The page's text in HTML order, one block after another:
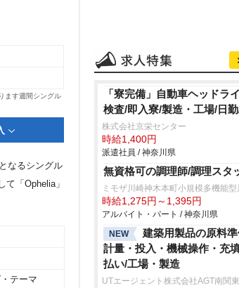
ます週間シングル
なるシングル
「Ophelia」
テーマ
「寮完備」自動車ヘッドラ
検査/即入寮/製造・工場/日
株式会社京栄センター
時給1,400円
派遣社員 / 神奈川県
無資格可の調理師/調理スタ
ミモザ川崎神木本町小規模多機能型
時給1,275円～1,395円
アルバイト・パート / 神奈川県
NEW
建築用製品の原料準
計量・投入・機械操作・充
払い/工場・製造
UTエージェント株式会社AGT南関